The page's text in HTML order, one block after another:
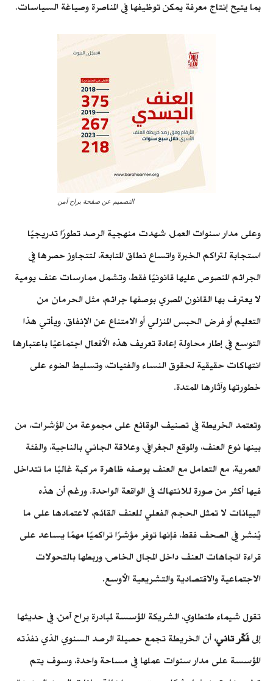
بما يتيح إنتاج معرفة يمكن توظيفها في المناصرة وصياغة السياسات.
التصميم عن صفحة براح آمن
وعلى مدار سنوات العمل، شهدت منهجية الرصد تطورًا تدريجيًا
استجابة لتراكم الخبرة واتساع نطاق المتابعة، لتتجاوز حصرها في
الجرائم المنصوص عليها قانونيًا فقط، وتشمل ممارسات عنف يومية
لا يعترف بها القانون المصري بوصفها جرائم، مثل الحرمان من
التعليم أو فرض الحبس المنزلي أو الامتناع عن الإنفاق. ويأتي هذا
التوسع في إطار محاولة إعادة تعريف هذه الأفعال اجتماعيًا باعتبارها
انتهاكات حقيقية لحقوق النساء والفتيات، وتسليط الضوء على
خطورتها وآثارها الممتدة.
وتعتمد الخريطة في تصنيف الوقائع على مجموعة من المؤشرات، من
بينها نوع العنف، والموقع الجغرافي، وعلاقة الجاني بالناجية، والفئة
العمرية، مع التعامل مع العنف بوصفه ظاهرة مركبة غالبًا ما تتداخل
فيها أكثر من صورة للانتهاك في الواقعة الواحدة. ورغم أن هذه
البيانات لا تمثل الحجم الفعلي للعنف القائم، لاعتمادها على ما
يُنشر في الصحف فقط، فإنها توفر مؤشرًا تراكميًا مهمًا يساعد على
قراءة اتجاهات العنف داخل المجال الخاص، وربطها بالتحولات
الاجتماعية والاقتصادية والتشريعية الأوسع.
تقول شيماء طنطاوي، الشريكة المؤسسة لمبادرة براح آمن، في حديثها
إلىفَكّر تاني، أن الخريطة تجمع حصيلة الرصد السنوي الذي نفذته
المؤسسة على مدار سنوات عملها في مساحة واحدة، وسوف يتم